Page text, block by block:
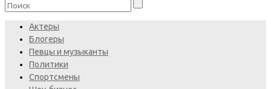
Актеры
Блогеры
Певцы и музыканты
Политики
Спортсмены